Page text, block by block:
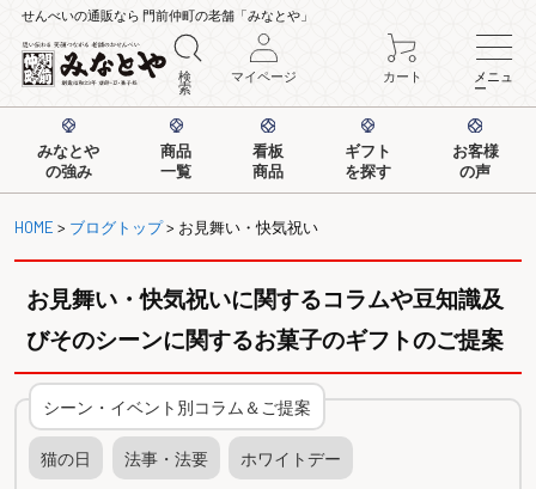
せんべいの通販なら 門前仲町の老舗「みなとや」
検
索
マイページ カート メニュ
ー
みなとや
の強み
商品
一覧
看板
商品
ギフト
を探す
お客様
の声
HOME > ブログトップ> お見舞い・快気祝い
お見舞い・快気祝いに関するコラムや豆知識及
びそのシーンに関するお菓子のギフトのご提案
シーン・イベント別コラム＆ご提案
猫の日 法事・法要 ホワイトデー